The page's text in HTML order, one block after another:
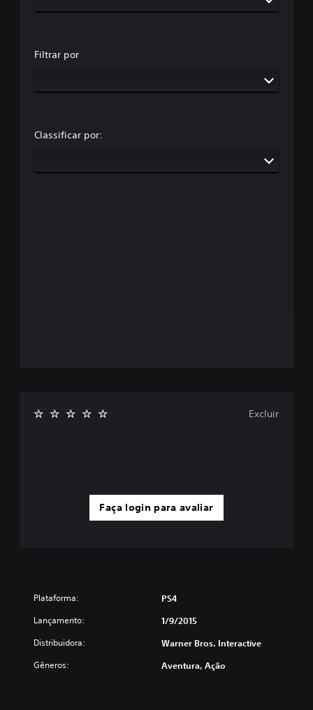
Filtrar por
Classificar por:
Faça login para avaliar
Excluir
Plataforma: PS4
Lançamento: 1/9/2015
Distribuidora: Warner Bros. Interactive
Gêneros: Aventura, Ação